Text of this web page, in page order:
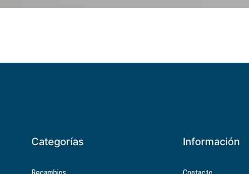
Categorías Información